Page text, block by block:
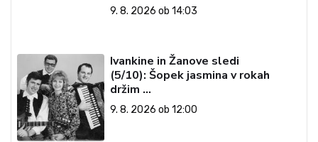
9. 8. 2026 ob 14:03
Ivankine in Žanove sledi
(5/10): Šopek jasmina v rokah
držim …
9. 8. 2026 ob 12:00